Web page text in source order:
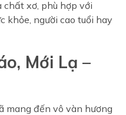
xơ, phù hợp với
khỏe, người cao tuổi hay
Mới Lạ –
mang đến vô vàn hương